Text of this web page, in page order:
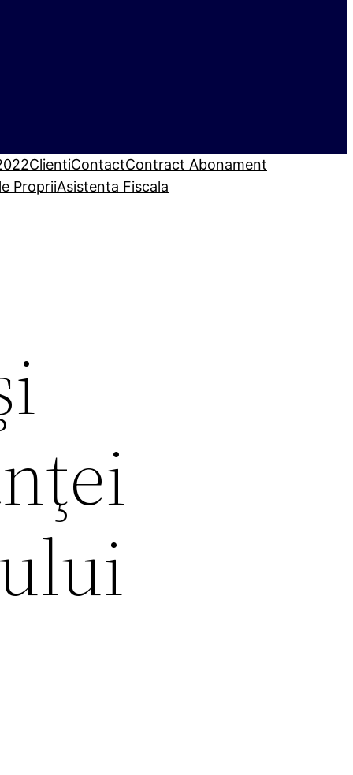
ClientiContactContract Abonament
PropriiAsistenta Fiscala